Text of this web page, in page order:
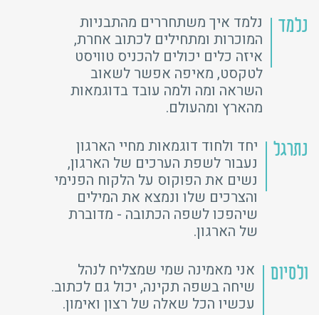
נלמד
נלמד איך משתחררים מהתבניות
המוכרות ומתחילים לכתוב אחרת,
איזה כלים יכולים להכניס טוויסט
לטקסט, מאיפה אפשר לשאוב
השראה ומה ולמה עובד בדוגמאות
מהארץ ומהעולם.
נתרגל
יחד ולחוד דוגמאות מחיי הארגון
נעבור לשפת הערכים של הארגון,
נשים את הפוקוס על הלקוח הפנימי
והצרכים שלו ונמצא את המילים
שיהפכו לשפה הכתובה - מדוברת
של הארגון.
ולסיום
אני מאמינה שמי שמצליח לנהל
שיחה בשפה תקינה, יכול גם לכתוב.
עכשיו הכל שאלה של רצון ואימון.